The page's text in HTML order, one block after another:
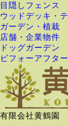
目隠しフェンス
ウッドデッキ・
ガーデン・植栽
店舗・企業物件
ドッグガーデン
ビフォーアフター
有限会社黄鶴園